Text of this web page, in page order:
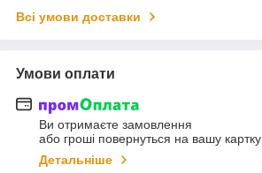
Всі умови доставки
Умови оплати
Ви отримаєте замовлення
або гроші повернуться на вашу картку
Детальніше